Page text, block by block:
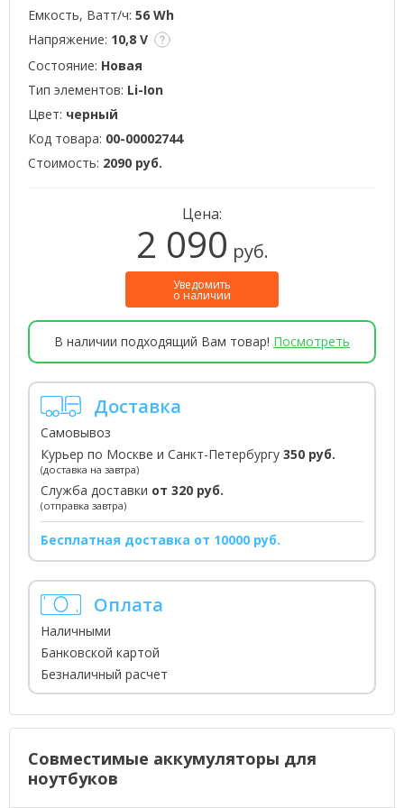
Емкость, Ватт/ч: 56 Wh
Напряжение: 10,8 V
Состояние: Новая
Тип элементов: Li-Ion
Цвет: черный
Код товара: 00-00002744
Стоимость: 2090 руб.
Цена:
2 090 руб.
Уведомить
о наличии
В наличии подходящий Вам товар! Посмотреть
Доставка
Самовывоз
Курьер по Москве и Санкт-Петербургу 350 руб.
(доставка на завтра)
Служба доставки от 320 руб.
(отправка завтра)
Бесплатная доставка от 10000 руб.
Оплата
Наличными
Банковской картой
Безналичный расчет
Совместимые аккумуляторы для
ноутбуков